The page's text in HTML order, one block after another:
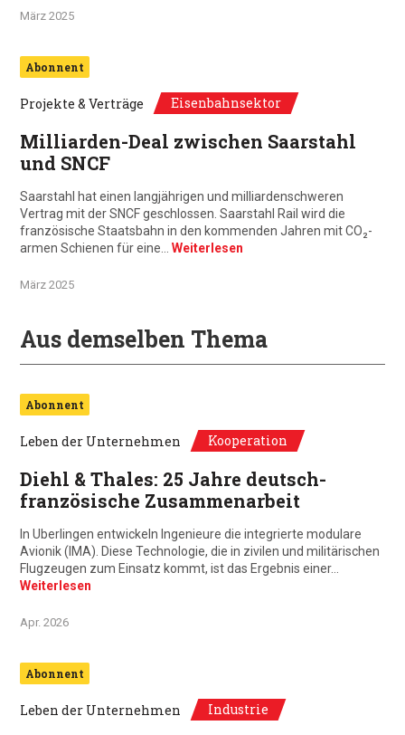
März 2025
Abonnent
Projekte & Verträge Eisenbahnsektor
Milliarden-Deal zwischen Saarstahl
und SNCF
Saarstahl hat einen langjährigen und milliardenschweren
Vertrag mit der SNCF geschlossen. Saarstahl Rail wird die
französische Staatsbahn in den kommenden Jahren mit CO₂-
armen Schienen für eine… Weiterlesen
März 2025
Aus demselben Thema
Abonnent
Leben der Unternehmen Kooperation
Diehl & Thales: 25 Jahre deutsch-
französische Zusammenarbeit
In Uberlingen entwickeln Ingenieure die integrierte modulare
Avionik (IMA). Diese Technologie, die in zivilen und militärischen
Flugzeugen zum Einsatz kommt, ist das Ergebnis einer…
Weiterlesen
Apr. 2026
Abonnent
Leben der Unternehmen Industrie